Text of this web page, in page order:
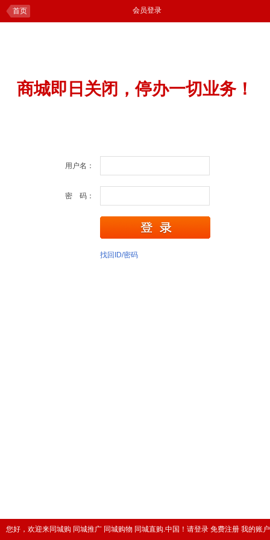
您好，欢迎来同城购 同城推广 同城购物 同城直购.中国！ 请登录 免费注册 我的账户
首页 会员登录
商城即日关闭，停办一切业务！
用户名：
密 码：
找回ID/密码